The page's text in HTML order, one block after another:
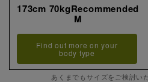
173cm 70kgRecommended
M
Find out more on your
body type
あくまでもサイズをご検討い